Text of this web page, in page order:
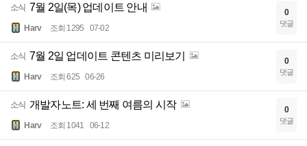
소식 7월 2일(목) 업데이트 안내
Harv 조회 1295 07-02
0
댓글
소식 7월 2일 업데이트 콘텐츠 미리보기
Harv 조회 625 06-26
0
댓글
소식 개발자노트: 세 번째 여름의 시작
Harv 조회 1041 06-12
0
댓글